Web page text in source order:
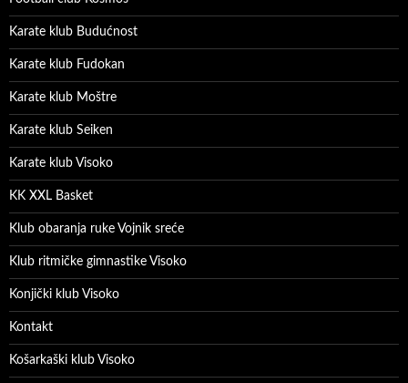
Karate klub Budućnost
Karate klub Fudokan
Karate klub Moštre
Karate klub Seiken
Karate klub Visoko
KK XXL Basket
Klub obaranja ruke Vojnik sreće
Klub ritmičke gimnastike Visoko
Konjički klub Visoko
Kontakt
Košarkaški klub Visoko